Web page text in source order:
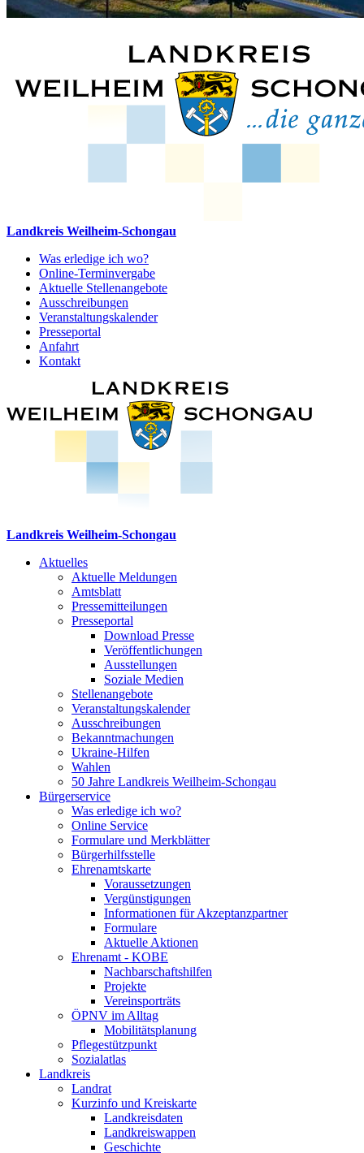
Landkreis Weilheim-Schongau
Was erledige ich wo?
Online-Terminvergabe
Aktuelle Stellenangebote
Ausschreibungen
Veranstaltungskalender
Presseportal
Anfahrt
Kontakt
Landkreis Weilheim-Schongau
Aktuelles
Aktuelle Meldungen
Amtsblatt
Pressemitteilungen
Presseportal
Download Presse
Veröffentlichungen
Ausstellungen
Soziale Medien
Stellenangebote
Veranstaltungskalender
Ausschreibungen
Bekanntmachungen
Ukraine-Hilfen
Wahlen
50 Jahre Landkreis Weilheim-Schongau
Bürgerservice
Was erledige ich wo?
Online Service
Formulare und Merkblätter
Bürgerhilfsstelle
Ehrenamtskarte
Voraussetzungen
Vergünstigungen
Informationen für Akzeptanzpartner
Formulare
Aktuelle Aktionen
Ehrenamt - KOBE
Nachbarschaftshilfen
Projekte
Vereinsporträts
ÖPNV im Alltag
Mobilitätsplanung
Pflegestützpunkt
Sozialatlas
Landkreis
Landrat
Kurzinfo und Kreiskarte
Landkreisdaten
Landkreiswappen
Geschichte